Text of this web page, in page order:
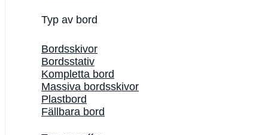
Typ av bord
Bordsskivor
Bordsstativ
Kompletta bord
Massiva bordsskivor
Plastbord
Fällbara bord